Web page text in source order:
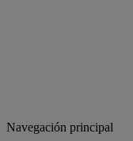
Navegación principal